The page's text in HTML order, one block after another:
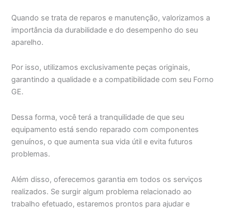
Quando se trata de reparos e manutenção, valorizamos a
importância da durabilidade e do desempenho do seu
aparelho.
Por isso, utilizamos exclusivamente peças originais,
garantindo a qualidade e a compatibilidade com seu Forno
GE.
Dessa forma, você terá a tranquilidade de que seu
equipamento está sendo reparado com componentes
genuínos, o que aumenta sua vida útil e evita futuros
problemas.
Além disso, oferecemos garantia em todos os serviços
realizados. Se surgir algum problema relacionado ao
trabalho efetuado, estaremos prontos para ajudar e